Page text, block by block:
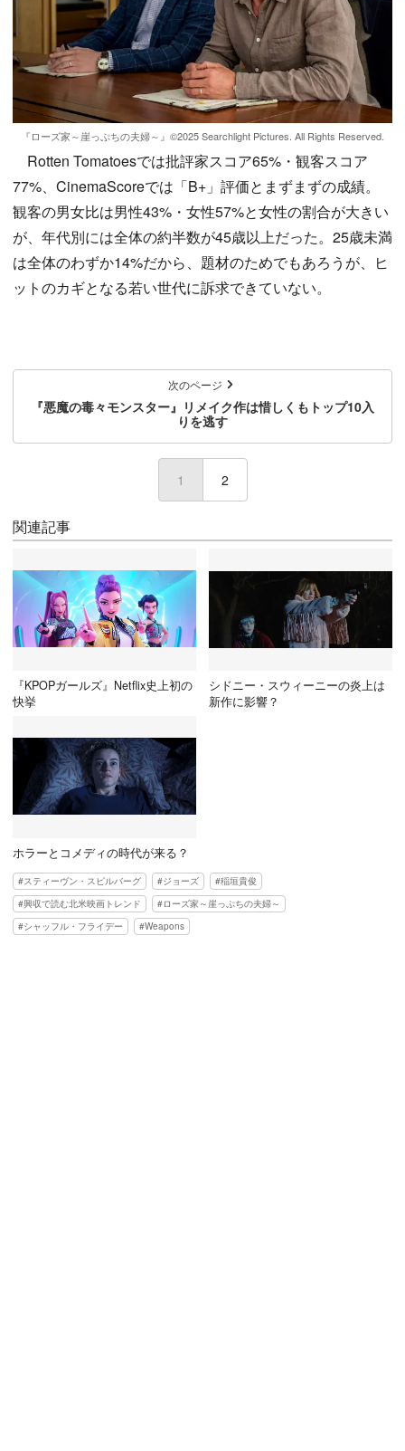
『ローズ家～崖っぷちの夫婦～』©2025 Searchlight Pictures. All Rights Reserved.
Rotten Tomatoesでは批評家スコア65%・観客スコア
77%、CinemaScoreでは「B+」評価とまずまずの成績。
観客の男女比は男性43%・女性57%と女性の割合が大きい
が、年代別には全体の約半数が45歳以上だった。25歳未満
は全体のわずか14%だから、題材のためでもあろうが、ヒ
ットのカギとなる若い世代に訴求できていない。
次のページ
『悪魔の毒々モンスター』リメイク作は惜しくもトップ10入
りを逃す
1 (current)
2
関連記事
『KPOPガールズ』Netflix史上初の
快挙
シドニー・スウィーニーの炎上は
新作に影響？
ホラーとコメディの時代が来る？
スティーヴン・スピルバーグ ジョーズ
稲垣貴俊
興収で読む北米映画トレンド
ローズ家～崖っぷちの夫婦～
シャッフル・フライデー
Weapons